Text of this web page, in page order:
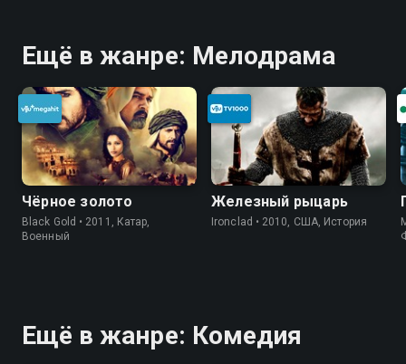
Ещё в жанре: Мелодрама
Чёрное золото
Black Gold • 2011, Катар,
Военный
Железный рыцарь
Ironclad • 2010, США, История
Ещё в жанре: Комедия